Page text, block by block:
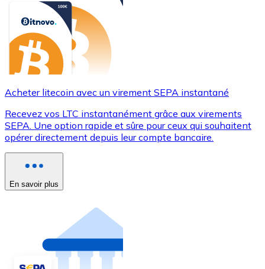
Acheter litecoin avec un virement SEPA instantané
Recevez vos LTC instantanément grâce aux virements
SEPA. Une option rapide et sûre pour ceux qui souhaitent
opérer directement depuis leur compte bancaire.
En savoir plus